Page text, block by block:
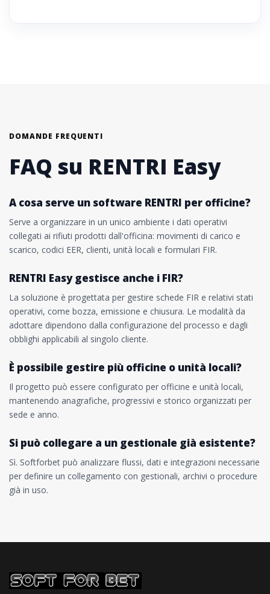
DOMANDE FREQUENTI
FAQ su RENTRI Easy
A cosa serve un software RENTRI per officine?
Serve a organizzare in un unico ambiente i dati operativi
collegati ai rifiuti prodotti dall'officina: movimenti di carico e
scarico, codici EER, clienti, unità locali e formulari FIR.
RENTRI Easy gestisce anche i FIR?
La soluzione è progettata per gestire schede FIR e relativi stati
operativi, come bozza, emissione e chiusura. Le modalità da
adottare dipendono dalla configurazione del processo e dagli
obblighi applicabili al singolo cliente.
È possibile gestire più officine o unità locali?
Il progetto può essere configurato per officine e unità locali,
mantenendo anagrafiche, progressivi e storico organizzati per
sede e anno.
Si può collegare a un gestionale già esistente?
Sì. Softforbet può analizzare flussi, dati e integrazioni necessarie
per definire un collegamento con gestionali, archivi o procedure
già in uso.